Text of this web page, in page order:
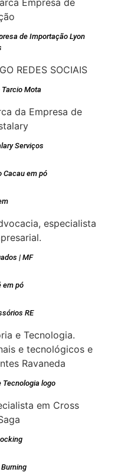
de Importação Lyon
Mota
Serviços
Cacau em pó
| MF
em pó
RE
Tecnologia logo